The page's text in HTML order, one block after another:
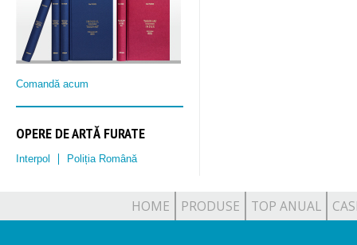
Comandă acum
OPERE DE ARTĂ FURATE
Interpol Poliția Română
HOME PRODUSE TOP ANUAL